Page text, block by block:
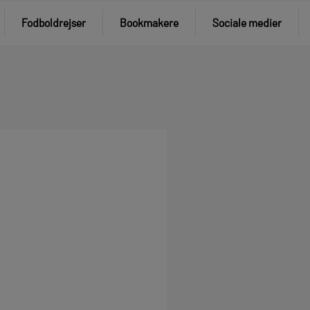
Fodboldrejser Bookmakere Sociale medier